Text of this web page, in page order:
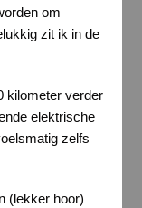
om
zit ik in de
kilometer verder
elektrische
zelfs
(lekker hoor)